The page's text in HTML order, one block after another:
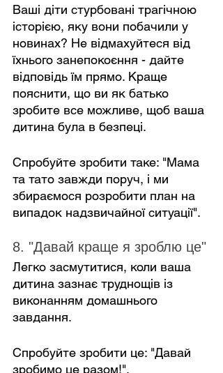
Ваші діти стурбовані трагічною
історією, яку вони побачили у
новинах? Не відмахуйтеся від
їхнього занепокоєння - дайте
відповідь їм прямо. Краще
пояснити, що ви як батько
зробите все можливе, щоб ваша
дитина була в безпеці.
Спробуйте зробити таке: "Мама
та тато завжди поруч, і ми
збираємося розробити план на
випадок надзвичайної ситуації".
8. "Давай краще я зроблю це"
Легко засмутитися, коли ваша
дитина зазнає труднощів із
виконанням домашнього
завдання.
Спробуйте зробити це: "Давай
зробимо це разом!".